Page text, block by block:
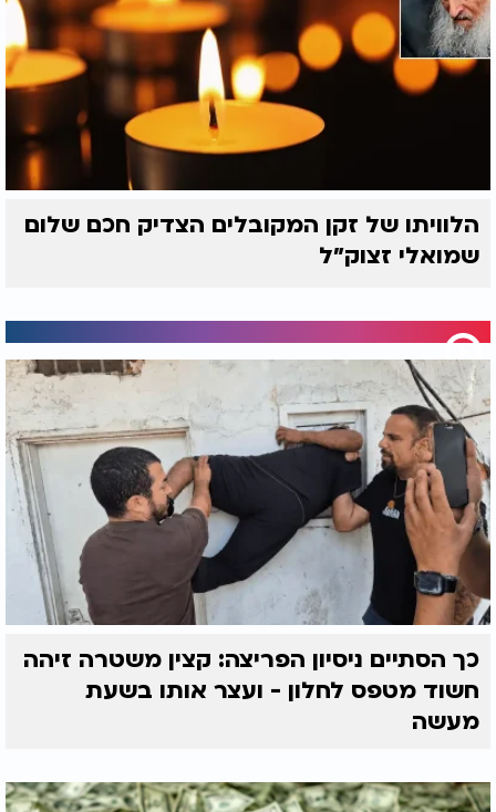
הלוויתו של זקן המקובלים הצדיק חכם שלום
שמואלי זצוק״ל
כך הסתיים ניסיון הפריצה: קצין משטרה זיהה
חשוד מטפס לחלון - ועצר אותו בשעת
מעשה